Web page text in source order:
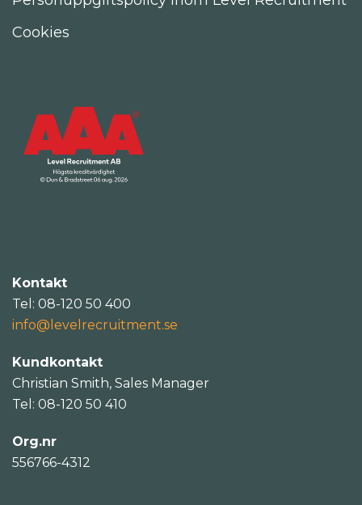
Cookies
Kontakt
Tel: 08-120 50 400
info@levelrecruitment.se
Kundkontakt
Christian Smith, Sales Manager
Tel: 08-120 50 410
Org.nr
556766-4312